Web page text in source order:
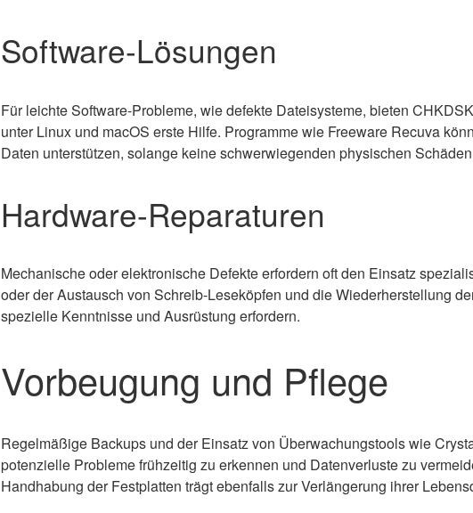
Software-Lösungen
Für leichte Software-Probleme, wie defekte Dateisysteme, bieten
unter Linux und macOS erste Hilfe. Programme wie Freeware Recuva
Daten unterstützen, solange keine schwerwiegenden physischen
Hardware-Reparaturen
Mechanische oder elektronische Defekte erfordern oft den Einsatz
oder der Austausch von Schreib-Leseköpfen und die Wiederherstellung
spezielle Kenntnisse und Ausrüstung erfordern.
Vorbeugung und Pflege
Regelmäßige Backups und der Einsatz von Überwachungstools wie
potenzielle Probleme frühzeitig zu erkennen und Datenverluste zu
Handhabung der Festplatten trägt ebenfalls zur Verlängerung ihrer